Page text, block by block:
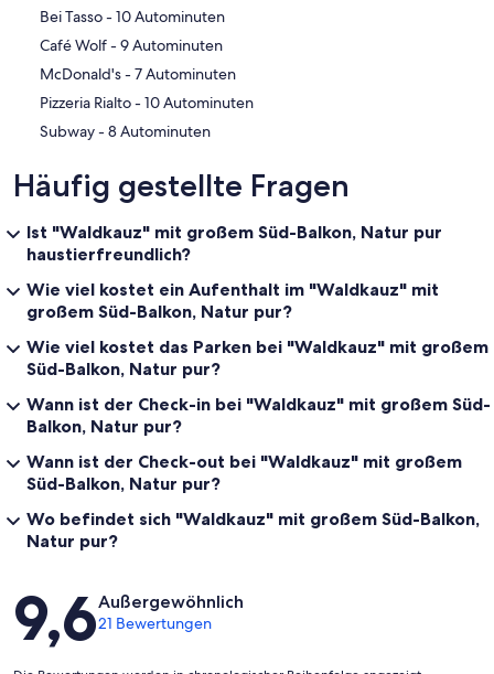
‪Bei Tasso - ‬10 Autominuten
‪Café Wolf - ‬9 Autominuten
‪McDonald's - ‬7 Autominuten
‪Pizzeria Rialto - ‬10 Autominuten
‪Subway - ‬8 Autominuten
Häufig gestellte Fragen
Ist "Waldkauz" mit großem Süd-Balkon, Natur pur
haustierfreundlich?
Wie viel kostet ein Aufenthalt im "Waldkauz" mit
großem Süd-Balkon, Natur pur?
Wie viel kostet das Parken bei "Waldkauz" mit großem
Süd-Balkon, Natur pur?
Wann ist der Check-in bei "Waldkauz" mit großem Süd-
Balkon, Natur pur?
Wann ist der Check-out bei "Waldkauz" mit großem
Süd-Balkon, Natur pur?
Wo befindet sich "Waldkauz" mit großem Süd-Balkon,
Natur pur?
Bewertungen
9,6Außergewöhnlich
21 Bewertungen